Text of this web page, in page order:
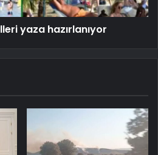
yaza hazırlanıyor